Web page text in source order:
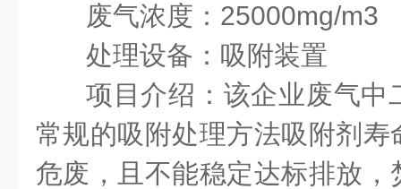
废气浓度：25000mg/m3
处理设备：吸附装置
项目介绍：该企业废气中
常规的吸附处理方法吸附剂
危废，且不能稳定达标排放